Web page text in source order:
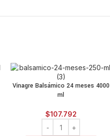
Vinagre Balsámico 24 meses 4000
ml
$107.792